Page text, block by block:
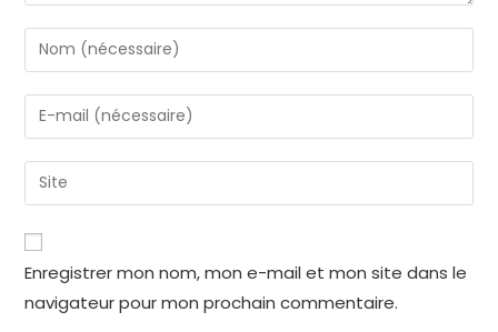
Enter
your
name
or
to
comment
Enter
your
email
address
comment
Enter
your
website
URL
(optional)
Enregistrer mon nom, mon e-mail et mon site dans le
navigateur pour mon prochain commentaire.